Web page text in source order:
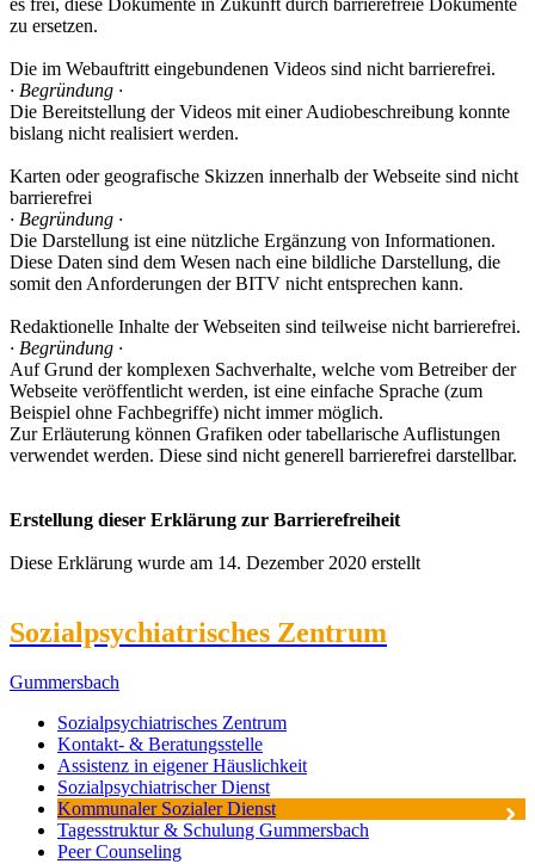
zu ersetzen.
Die im Webauftritt eingebundenen Videos sind nicht barrierefrei.
· Begründung ·
Die Bereitstellung der Videos mit einer Audiobeschreibung konnte
bislang nicht realisiert werden.
Karten oder geografische Skizzen innerhalb der Webseite sind nicht
barrierefrei
· Begründung ·
Die Darstellung ist eine nützliche Ergänzung von Informationen.
Diese Daten sind dem Wesen nach eine bildliche Darstellung, die
somit den Anforderungen der BITV nicht entsprechen kann.
Redaktionelle Inhalte der Webseiten sind teilweise nicht barrierefrei.
· Begründung ·
Auf Grund der komplexen Sachverhalte, welche vom Betreiber der
Webseite veröffentlicht werden, ist eine einfache Sprache (zum
Beispiel ohne Fachbegriffe) nicht immer möglich.
Zur Erläuterung können Grafiken oder tabellarische Auflistungen
verwendet werden. Diese sind nicht generell barrierefrei darstellbar.
Erstellung dieser Erklärung zur Barrierefreiheit
Diese Erklärung wurde am 14. Dezember 2020 erstellt
Sozialpsychiatrisches Zentrum
Gummersbach
Sozialpsychiatrisches Zentrum
Kontakt- & Beratungsstelle
Assistenz in eigener Häuslichkeit
Sozialpsychiatrischer Dienst
Kommunaler Sozialer Dienst
Tagesstruktur & Schulung Gummersbach
Peer Counseling